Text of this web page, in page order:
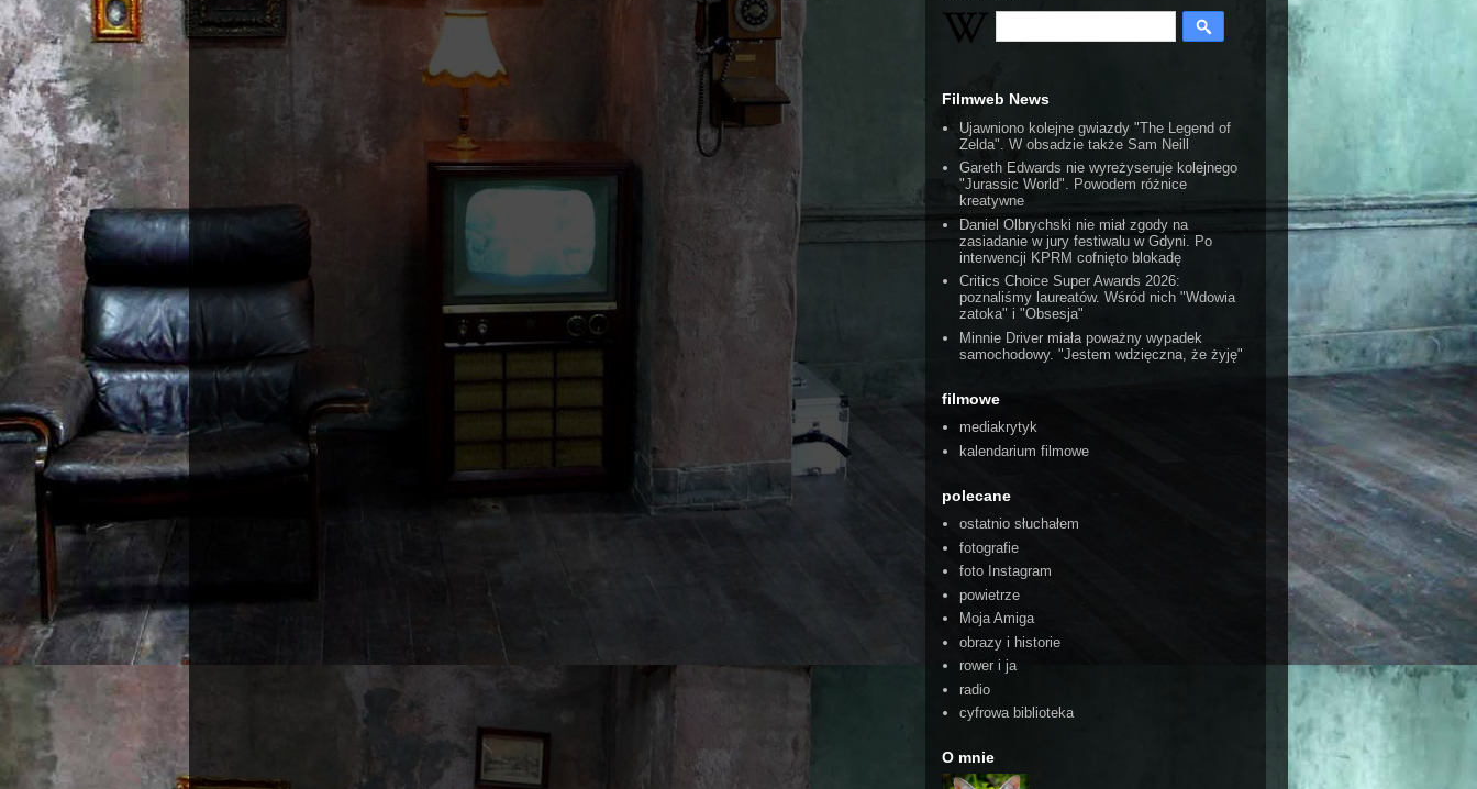
Filmweb News
Ujawniono kolejne gwiazdy "The Legend of
Zelda". W obsadzie także Sam Neill
Gareth Edwards nie wyreżyseruje kolejnego
"Jurassic World". Powodem różnice
kreatywne
Daniel Olbrychski nie miał zgody na
zasiadanie w jury festiwalu w Gdyni. Po
interwencji KPRM cofnięto blokadę
Critics Choice Super Awards 2026:
poznaliśmy laureatów. Wśród nich "Wdowia
zatoka" i "Obsesja"
Minnie Driver miała poważny wypadek
samochodowy. "Jestem wdzięczna, że żyję"
filmowe
mediakrytyk
kalendarium filmowe
polecane
ostatnio słuchałem
fotografie
foto Instagram
powietrze
Moja Amiga
obrazy i historie
rower i ja
radio
cyfrowa biblioteka
O mnie